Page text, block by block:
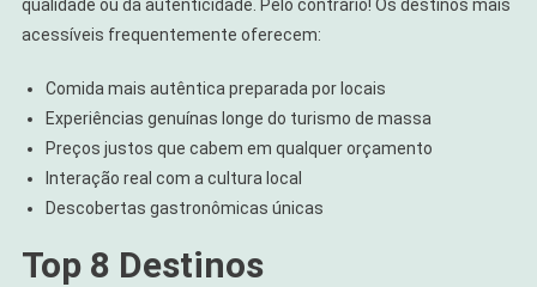
qualidade ou da autenticidade. Pelo contrário! Os destinos mais
acessíveis frequentemente oferecem:
Comida mais autêntica preparada por locais
Experiências genuínas longe do turismo de massa
Preços justos que cabem em qualquer orçamento
Interação real com a cultura local
Descobertas gastronômicas únicas
Top 8 Destinos